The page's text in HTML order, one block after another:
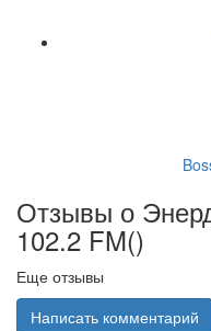
Отзывы о
102.2 FM()
Еще отзывы
Написать комментарий